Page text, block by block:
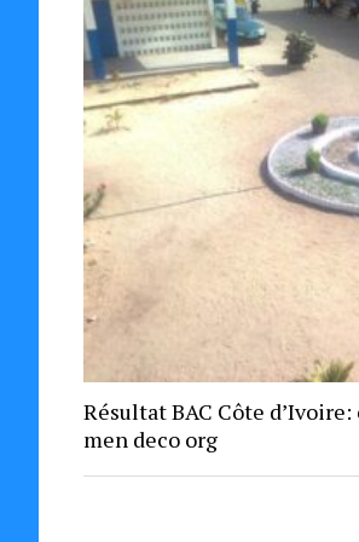
Résultat BAC Côte
men deco org